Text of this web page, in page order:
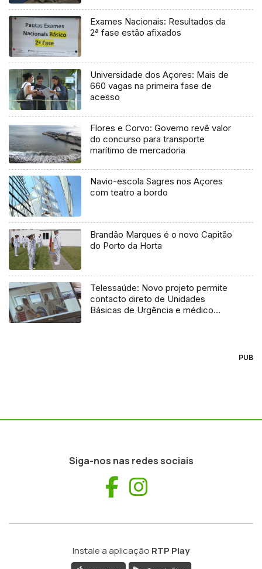
Exames Nacionais: Resultados da
2ª fase estão afixados
Universidade dos Açores: Mais de
660 vagas na primeira fase de
acesso
Flores e Corvo: Governo revê valor
do concurso para transporte
marítimo de mercadoria
Navio-escola Sagres nos Açores
com teatro a bordo
Brandão Marques é o novo Capitão
do Porto da Horta
Telessaúde: Novo projeto permite
contacto direto de Unidades
Básicas de Urgência e médico
PUB
Siga-nos nas redes sociais
Facebook
Instale a aplicação RTP Play